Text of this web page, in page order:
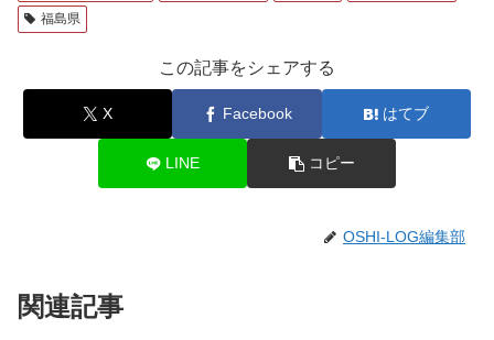
福島県
この記事をシェアする
X Facebook はてブ
LINE コピー
OSHI-LOG編集部
関連記事